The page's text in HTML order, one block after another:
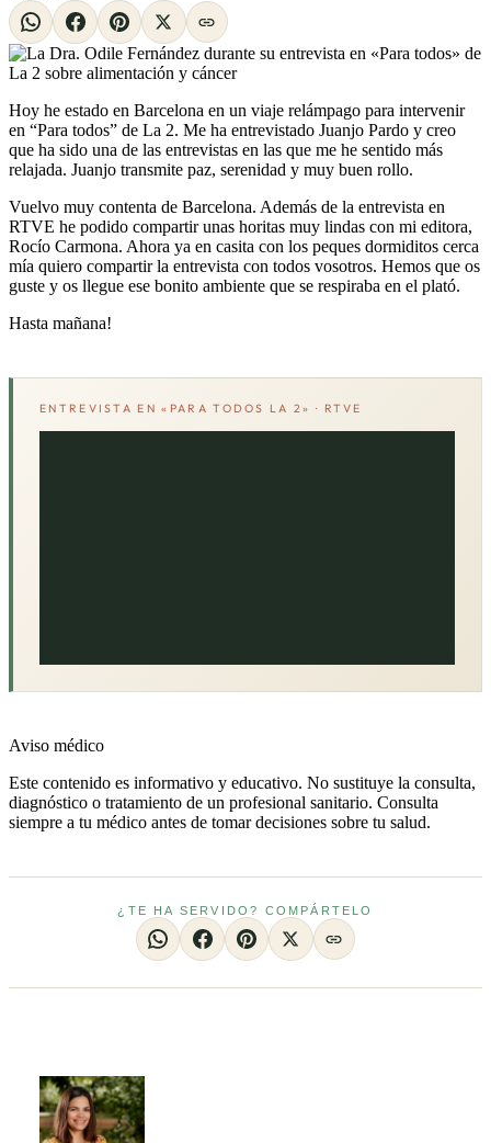
Hoy he estado en Barcelona en un viaje relámpago para intervenir
en “Para todos” de La 2. Me ha entrevistado Juanjo Pardo y creo
que ha sido una de las entrevistas en las que me he sentido más
relajada. Juanjo transmite paz, serenidad y muy buen rollo.
Vuelvo muy contenta de Barcelona. Además de la entrevista en
RTVE he podido compartir unas horitas muy lindas con mi editora,
Rocío Carmona. Ahora ya en casita con los peques dormiditos cerca
mía quiero compartir la entrevista con todos vosotros. Hemos que os
guste y os llegue ese bonito ambiente que se respiraba en el plató.
Hasta mañana!
ENTREVISTA EN «PARA TODOS LA 2» · RTVE
Aviso médico
Este contenido es informativo y educativo. No sustituye la consulta,
diagnóstico o tratamiento de un profesional sanitario. Consulta
siempre a tu médico antes de tomar decisiones sobre tu salud.
¿TE HA SERVIDO? COMPÁRTELO